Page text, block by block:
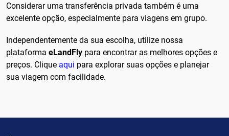
Considerar uma transferência privada também é uma
excelente opção, especialmente para viagens em grupo.
Independentemente da sua escolha, utilize nossa
plataforma eLandFly para encontrar as melhores opções e
preços. Clique aqui para explorar suas opções e planejar
sua viagem com facilidade.